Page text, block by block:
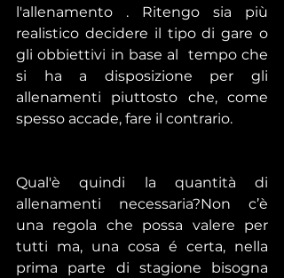
l'allenamento . Ritengo sia più
realistico decidere il tipo di gare o
gli obbiettivi in base al  tempo che
si ha a disposizione per gli
allenamenti piuttosto che, come
spesso accade, fare il contrario.
Qual'è quindi la quantità di
allenamenti necessaria?Non c’è
una regola che possa valere per
tutti ma, una cosa é certa, nella
prima parte di stagione bisogna